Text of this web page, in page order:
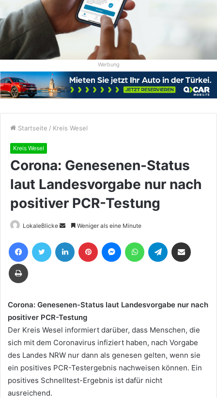
Werbung
Startseite / Kreis Wesel
Kreis Wesel
Corona: Genesenen-Status
laut Landesvorgabe nur nach
positiver PCR-Testung
LokaleBlicke
Sende
eine
E-
Weniger als eine Minute
FacebookTwitter LinkedIn Pinterest MessengerWhatsAppTelegram
Drucken
Corona: Genesenen-Status laut Landesvorgabe nur nach
positiver PCR-Testung
Der Kreis Wesel informiert darüber, dass Menschen, die
sich mit dem Coronavirus infiziert haben, nach Vorgabe
des Landes NRW nur dann als genesen gelten, wenn sie
ein positives PCR-Testergebnis nachweisen können. Ein
positives Schnelltest-Ergebnis ist dafür nicht
ausreichend.